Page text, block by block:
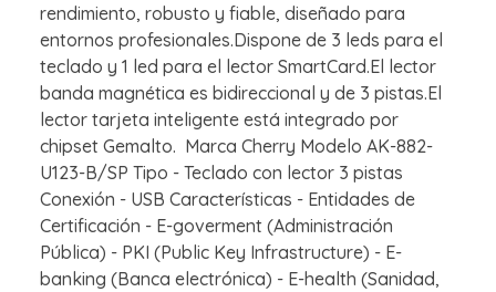
rendimiento, robusto y fiable, diseñado para
entornos profesionales.Dispone de 3 leds para el
teclado y 1 led para el lector SmartCard.El lector
banda magnética es bidireccional y de 3 pistas.El
lector tarjeta inteligente está integrado por
chipset Gemalto. Marca Cherry Modelo AK-882-
U123-B/SP Tipo - Teclado con lector 3 pistas
Conexión - USB Características - Entidades de
Certificación - E-goverment (Administración
Pública) - PKI (Public Key Infrastructure) - E-
banking (Banca electrónica) - E-health (Sanidad,